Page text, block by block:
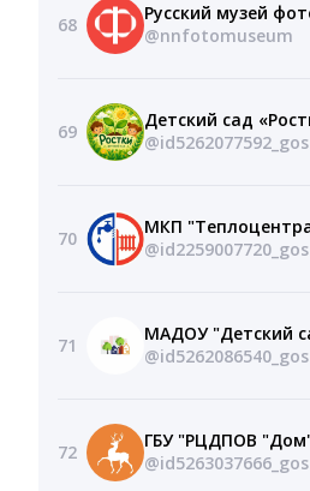
68
@nnfotomuseum
69
@id5262077592_gos
70
@id2259007720_gos
71
@id5262086540_gos
72
@id5263037666_gos